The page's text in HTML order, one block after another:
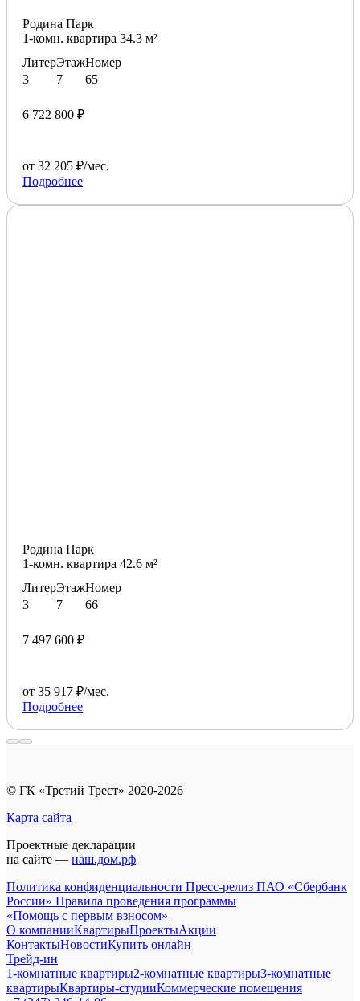
Родина Парк
1-комн. квартира 34.3 м²
Литер
3
Этаж
7
Номер
65
6 722 800 ₽
от 32 205 ₽/мес.
Подробнее
Родина Парк
1-комн. квартира 42.6 м²
Литер
3
Этаж
7
Номер
66
7 497 600 ₽
от 35 917 ₽/мес.
Подробнее
© ГК «Третий Трест» 2020-2026
Карта сайта
Проектные декларации
на сайте — наш.дом.рф
Политика конфиденциальности Пресс-релиз ПАО «Сбербанк
России» Правила проведения программы
«Помощь с первым взносом»
О компанииКвартирыПроектыАкции
КонтактыНовостиКупить онлайн
Трейд-ин
1-комнатные квартиры2-комнатные квартиры3-комнатные
квартирыКвартиры-студииКоммерческие помещения